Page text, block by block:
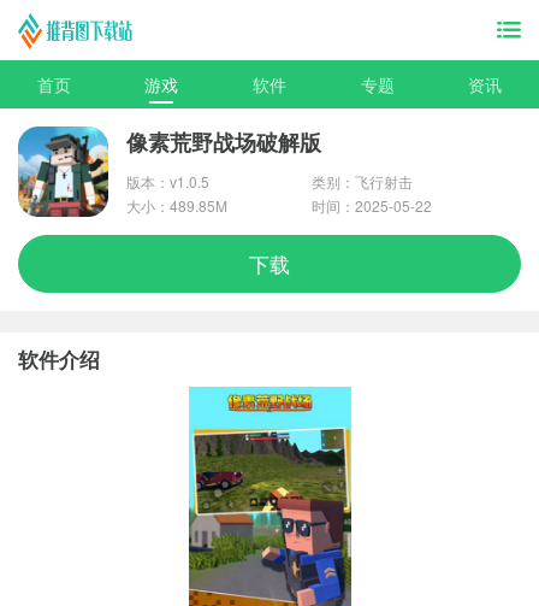
首页 游戏 软件 专题 资讯
像素荒野战场破解版
版本：v1.0.5
类别：飞行射击
大小：489.85M
时间：2025-05-22
下载
软件介绍